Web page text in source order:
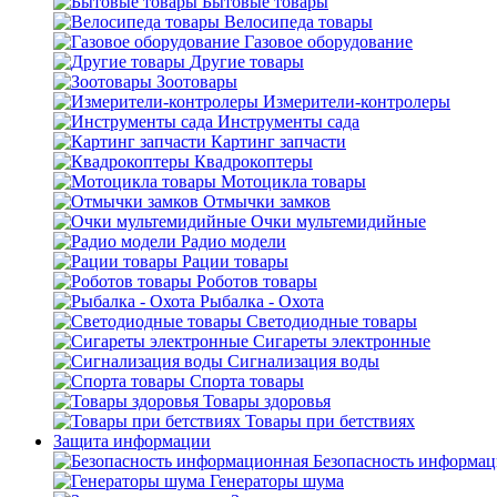
Велосипеда товары
Газовое оборудование
Другие товары
Зоотовары
Измерители-контролеры
Инструменты сада
Картинг запчасти
Квадрокоптеры
Мотоцикла товары
Отмычки замков
Очки мультемидийные
Радио модели
Рации товары
Роботов товары
Рыбалка - Охота
Светодиодные товары
Сигареты электронные
Сигнализация воды
Спорта товары
Товары здоровья
Товары при бетствиях
Защита информации
Безопасность
Генераторы шума